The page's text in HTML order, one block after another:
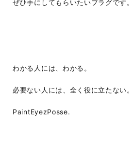
ぜひ手にしてもらいたいプラグです。
わかる人には、わかる。
必要ない人には、全く役に立たない。
PaintEyezPosse.